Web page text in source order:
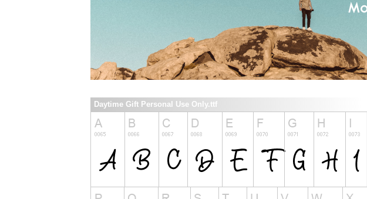
Daytime Gift Personal Use Only.ttf